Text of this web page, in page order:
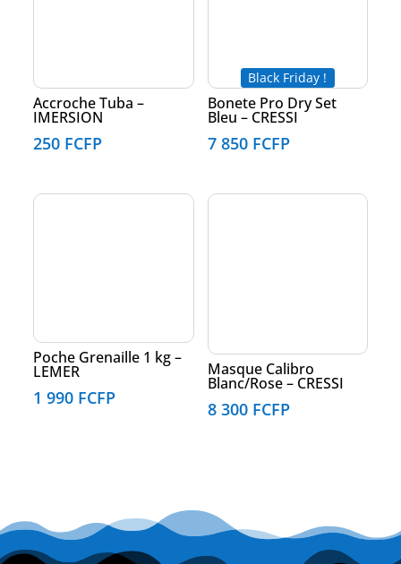
Accroche Tuba –
IMERSION
250 FCFP
Black Friday !
Bonete Pro Dry Set
Bleu – CRESSI
7 850 FCFP
Poche Grenaille 1 kg –
LEMER
1 990 FCFP
Masque Calibro
Blanc/Rose – CRESSI
8 300 FCFP